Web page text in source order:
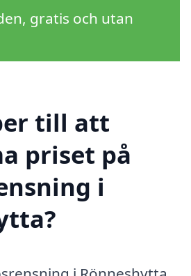
gratis och utan
till att
priset på
i